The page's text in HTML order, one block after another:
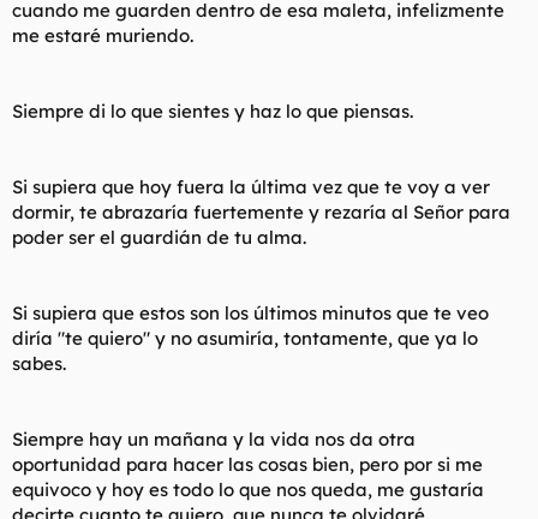
cuando me guarden dentro de esa maleta, infelizmente
me estaré muriendo.
Siempre di lo que sientes y haz lo que piensas.
Si supiera que hoy fuera la última vez que te voy a ver
dormir, te abrazaría fuertemente y rezaría al Señor para
poder ser el guardián de tu alma.
Si supiera que estos son los últimos minutos que te veo
diría "te quiero" y no asumiría, tontamente, que ya lo
sabes.
Siempre hay un mañana y la vida nos da otra
oportunidad para hacer las cosas bien, pero por si me
equivoco y hoy es todo lo que nos queda, me gustaría
decirte cuanto te quiero, que nunca te olvidaré.